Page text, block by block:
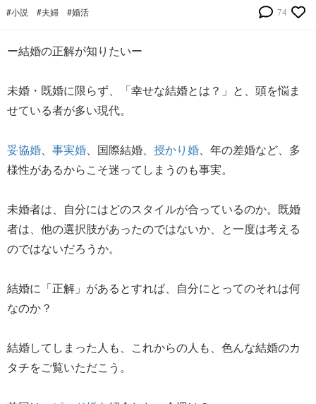
#小説
#夫婦 #婚活 74
ー結婚の正解が知りたいー
未婚・既婚に限らず、「幸せな結婚とは？」と、頭を悩ま
せている者が多い現代。
妥協婚 事実婚 、国際結婚、 授かり婚 、年の差婚など、多
様性があるからこそ迷ってしまうのも事実。
未婚者は、自分にはどのスタイルが合っているのか。既婚
者は、他の選択肢があったのではないか、と一度は考える
のではないだろうか。
結婚に「正解」があるとすれば、自分にとってのそれは何
なのか？
結婚してしまった人も、これからの人も、色んな結婚のカ
タチをご覧いただこう。